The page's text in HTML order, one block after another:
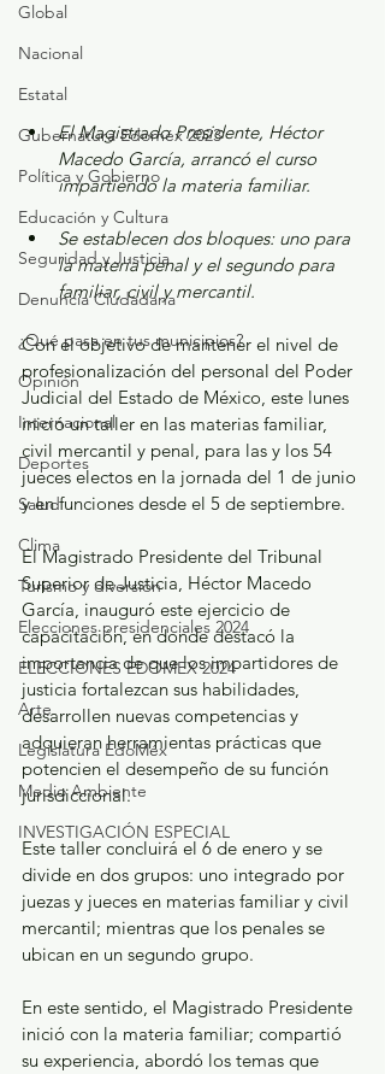
Global
Nacional
Estatal
Gubernatura Edoméx 2023
Política y Gobierno
Educación y Cultura
Seguridad y Justicia
Denuncia Ciudadana
¿Qué pasa en tus municipios?
Opinión
Internacional
Deportes
Salud
Clima
Turismo y diversión
Elecciones presidenciales 2024
ELECCIONES EDOMEX 2024
Arte
Legislatura EdoMéx
Medio Ambiente
INVESTIGACIÓN ESPECIAL
El Magistrado Presidente, Héctor
Macedo García, arrancó el curso
impartiendo la materia familiar.
Se establecen dos bloques: uno para
la materia penal y el segundo para
familiar, civil y mercantil.
Con el objetivo de mantener el nivel de
profesionalización del personal del Poder
Judicial del Estado de México, este lunes
inició un taller en las materias familiar,
civil mercantil y penal, para las y los 54
jueces electos en la jornada del 1 de junio
y en funciones desde el 5 de septiembre.
El Magistrado Presidente del Tribunal
Superior de Justicia, Héctor Macedo
García, inauguró este ejercicio de
capacitación, en donde destacó la
importancia de que los impartidores de
justicia fortalezcan sus habilidades,
desarrollen nuevas competencias y
adquieran herramientas prácticas que
potencien el desempeño de su función
jurisdiccional.
Este taller concluirá el 6 de enero y se
divide en dos grupos: uno integrado por
juezas y jueces en materias familiar y civil
mercantil; mientras que los penales se
ubican en un segundo grupo.
En este sentido, el Magistrado Presidente
inició con la materia familiar; compartió
su experiencia, abordó los temas que